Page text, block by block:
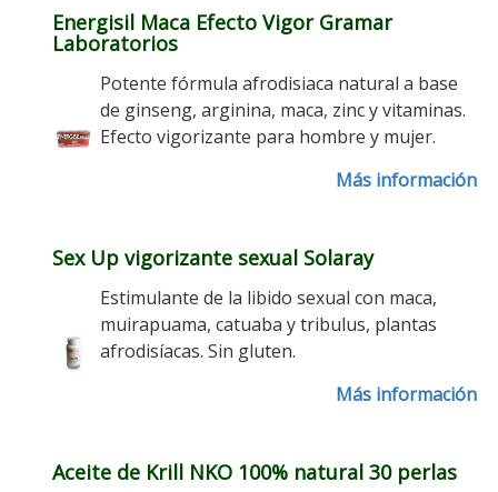
Energisil Maca Efecto Vigor Gramar
Laboratorios
Potente fórmula afrodisiaca natural a base
de ginseng, arginina, maca, zinc y vitaminas.
Efecto vigorizante para hombre y mujer.
Más información
Sex Up vigorizante sexual Solaray
Estimulante de la libido sexual con maca,
muirapuama, catuaba y tribulus, plantas
afrodisíacas. Sin gluten.
Más información
Aceite de Krill NKO 100% natural 30 perlas